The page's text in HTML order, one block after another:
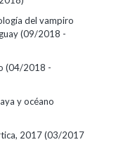
del vampiro
(09/2018 -
(04/2018 -
y océano
2017(03/2017